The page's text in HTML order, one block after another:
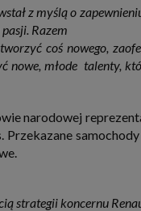
Grupy
z myślą o
Razem
coś nowego,
nowe, młode talenty,
narodowej
strategii koncernu